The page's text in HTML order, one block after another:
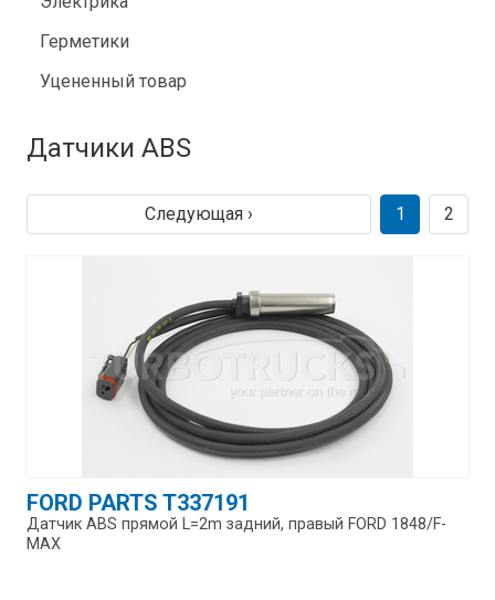
Герметики
Уцененный товар
Датчики ABS
Следующая › 1 2
FORD PARTS T337191
Датчик ABS прямой L=2m задний, правый FORD 1848/​F-
MAX